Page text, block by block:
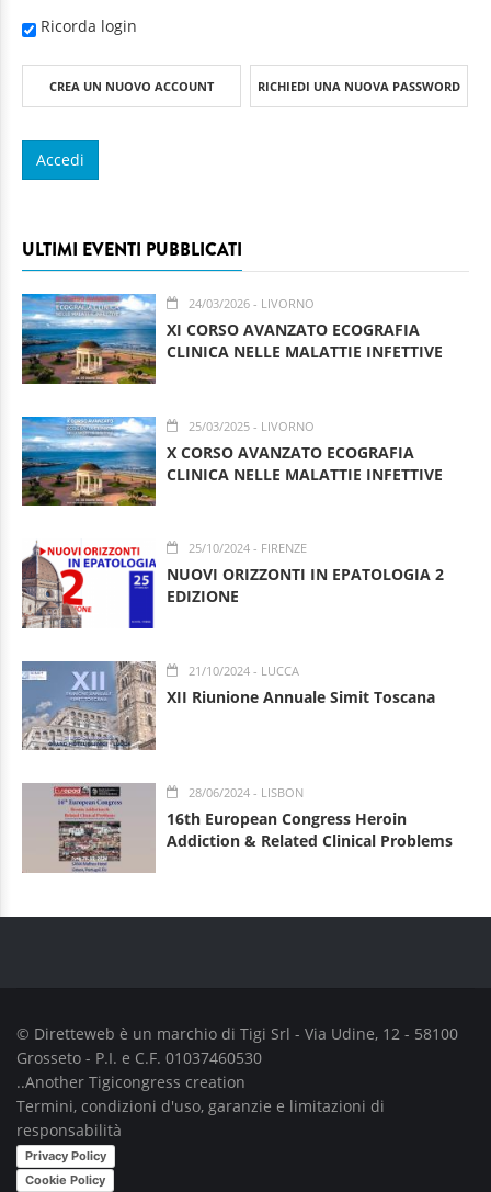
Ricorda login
CREA UN NUOVO ACCOUNT RICHIEDI UNA NUOVA PASSWORD
ULTIMI EVENTI PUBBLICATI
24/03/2026 - LIVORNO
XI CORSO AVANZATO ECOGRAFIA
CLINICA NELLE MALATTIE INFETTIVE
25/03/2025 - LIVORNO
X CORSO AVANZATO ECOGRAFIA
CLINICA NELLE MALATTIE INFETTIVE
25/10/2024 - FIRENZE
NUOVI ORIZZONTI IN EPATOLOGIA 2
EDIZIONE
21/10/2024 - LUCCA
XII Riunione Annuale Simit Toscana
28/06/2024 - LISBON
16th European Congress Heroin
Addiction & Related Clinical Problems
© Diretteweb è un marchio di Tigi Srl - Via Udine, 12 - 58100
Grosseto - P.I. e C.F. 01037460530
..Another Tigicongress creation
Termini, condizioni d'uso, garanzie e limitazioni di
responsabilità
Privacy Policy
Cookie Policy